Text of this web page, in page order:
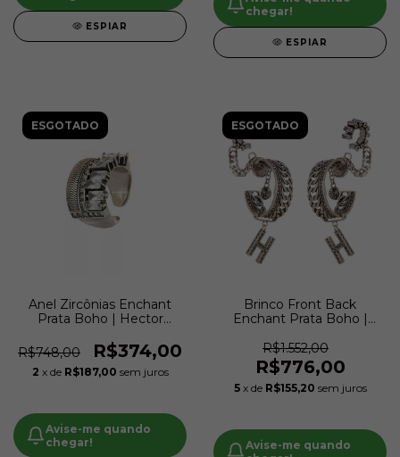
ESPIAR
chegar!
ESPIAR
ESGOTADO
Anel Zircônias Enchant
Prata Boho | Hector
R$748,00
R$374,00
2 x de R$187,00 sem juros
Avise-me quando
chegar!
ESGOTADO
Brinco Front Back
Enchant Prata Boho |
R$1.552,00
R$776,00
5 x de R$155,20 sem juros
Avise-me quando